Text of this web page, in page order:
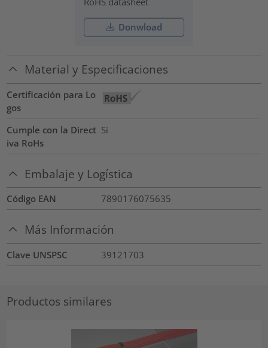
Donwload
Material y Especificaciones
Certificación para Lo
gos
Cumple con la Direct
iva RoHs
Si
Embalaje y Logística
Código EAN 7890176075635
Más Información
Clave UNSPSC 39121703
Productos similares